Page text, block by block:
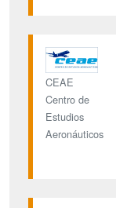
CEAE
Centro de
Estudios
Aeronáuticos